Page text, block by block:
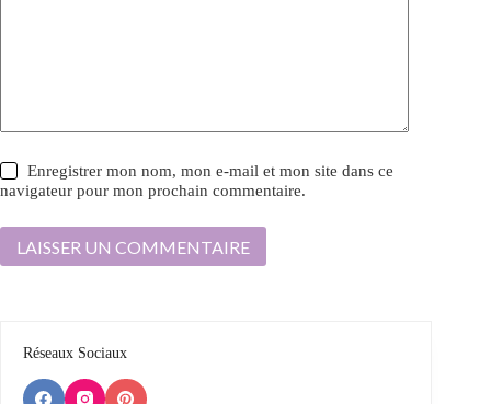
Enregistrer mon nom, mon e-mail et mon site dans ce
navigateur pour mon prochain commentaire.
LAISSER UN COMMENTAIRE
Réseaux Sociaux